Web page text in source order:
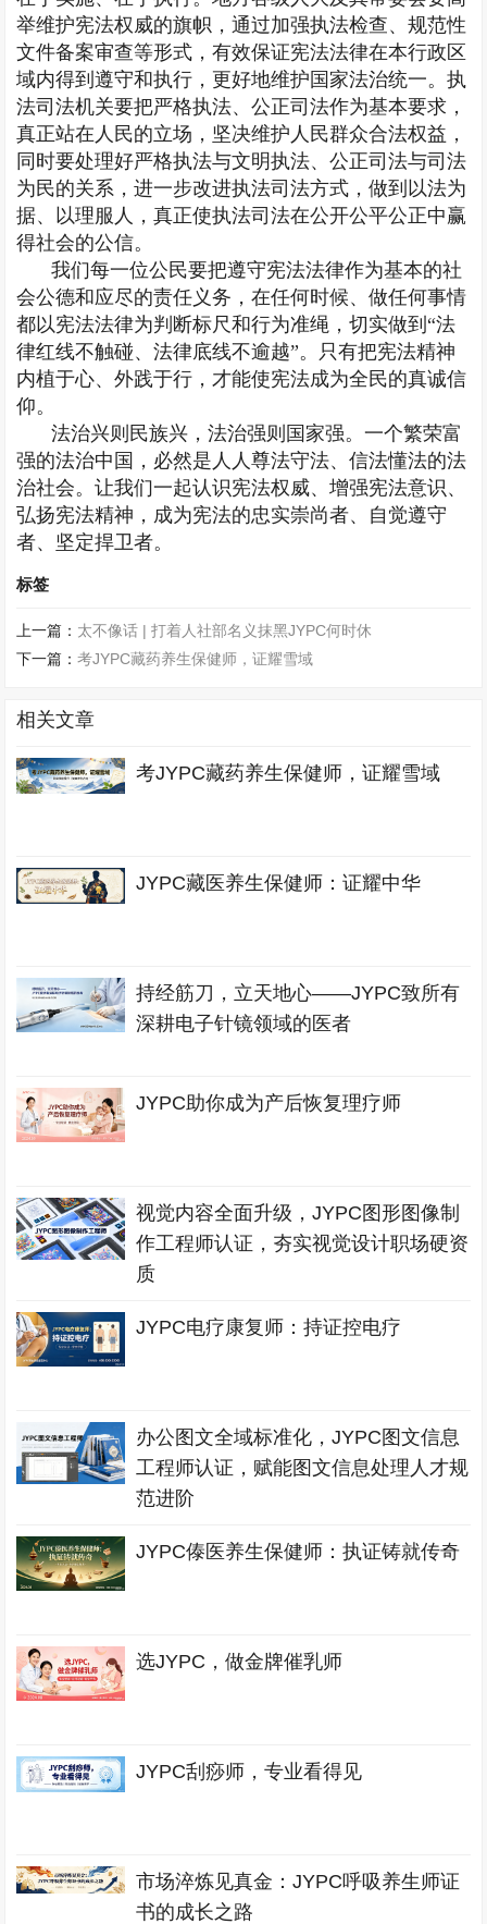
举维护宪法权威的旗帜，通过加强执法检查、规范性
文件备案审查等形式，有效保证宪法法律在本行政区
域内得到遵守和执行，更好地维护国家法治统一。执
法司法机关要把严格执法、公正司法作为基本要求，
真正站在人民的立场，坚决维护人民群众合法权益，
同时要处理好严格执法与文明执法、公正司法与司法
为民的关系，进一步改进执法司法方式，做到以法为
据、以理服人，真正使执法司法在公开公平公正中赢
得社会的公信。
我们每一位公民要把遵守宪法法律作为基本的社
会公德和应尽的责任义务，在任何时候、做任何事情
都以宪法法律为判断标尺和行为准绳，切实做到“法
律红线不触碰、法律底线不逾越”。只有把宪法精神
内植于心、外践于行，才能使宪法成为全民的真诚信
仰。
法治兴则民族兴，法治强则国家强。一个繁荣富
强的法治中国，必然是人人尊法守法、信法懂法的法
治社会。让我们一起认识宪法权威、增强宪法意识、
弘扬宪法精神，成为宪法的忠实崇尚者、自觉遵守
者、坚定捍卫者。
标签
上一篇： 太不像话 | 打着人社部名义抹黑JYPC何时休
下一篇：考JYPC藏药养生保健师，证耀雪域
相关文章
考JYPC藏药养生保健师，证耀雪域
JYPC藏医养生保健师：证耀中华
持经筋刀，立天地心——JYPC致所有
深耕电子针镜领域的医者
JYPC助你成为产后恢复理疗师
视觉内容全面升级，JYPC图形图像制
作工程师认证，夯实视觉设计职场硬资
质
JYPC电疗康复师：持证控电疗
办公图文全域标准化，JYPC图文信息
工程师认证，赋能图文信息处理人才规
范进阶
JYPC傣医养生保健师：执证铸就传奇
选JYPC，做金牌催乳师
JYPC刮痧师，专业看得见
市场淬炼见真金：JYPC呼吸养生师证
书的成长之路